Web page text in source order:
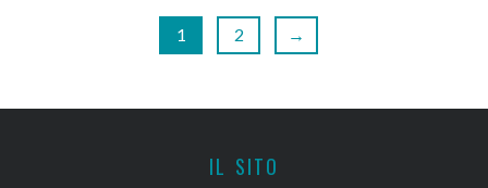
1 2 →
IL SITO